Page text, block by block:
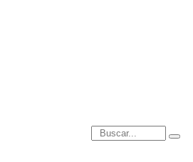
Introduce términos de